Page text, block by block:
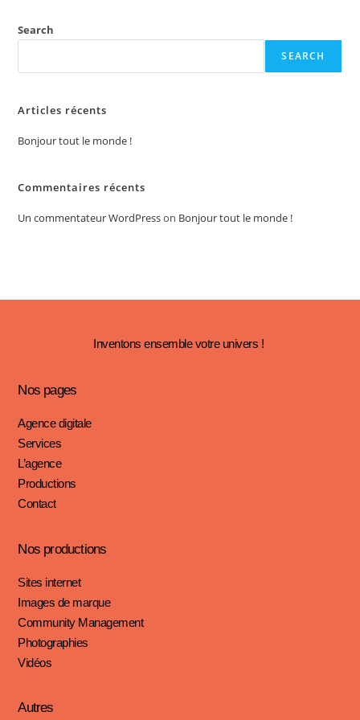
Search
SEARCH
Articles récents
Bonjour tout le monde !
Commentaires récents
Un commentateur WordPresson Bonjour tout le monde !
Inventons ensemble votre univers !
Nos pages​
Agence digitale
Services
L’agence
Productions
Contact
Nos productions​
Sites internet
Images de marque
Community Management
Photographies
Vidéos
Autres